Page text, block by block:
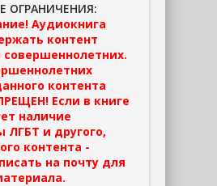
ОГРАНИЧЕНИЯ:
Аудиокнига
контент
совершеннолетних.
контента
Если в книге
наличие
ЛГБТ и другого,
контента -
на почту для